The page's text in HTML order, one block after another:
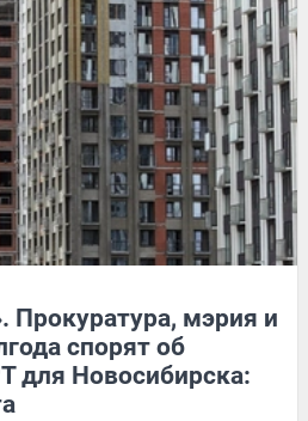
Прокуратура, мэрия и
спорят об
для Новосибирска: